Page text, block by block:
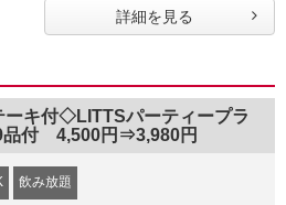
詳細を見る
キ付◇LITTSパーティープラ
品付 4,500円⇒3,980円
飲み放題